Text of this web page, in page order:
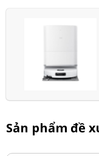
Sản phẩm đề